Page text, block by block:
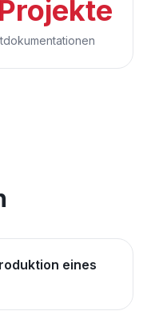
eines